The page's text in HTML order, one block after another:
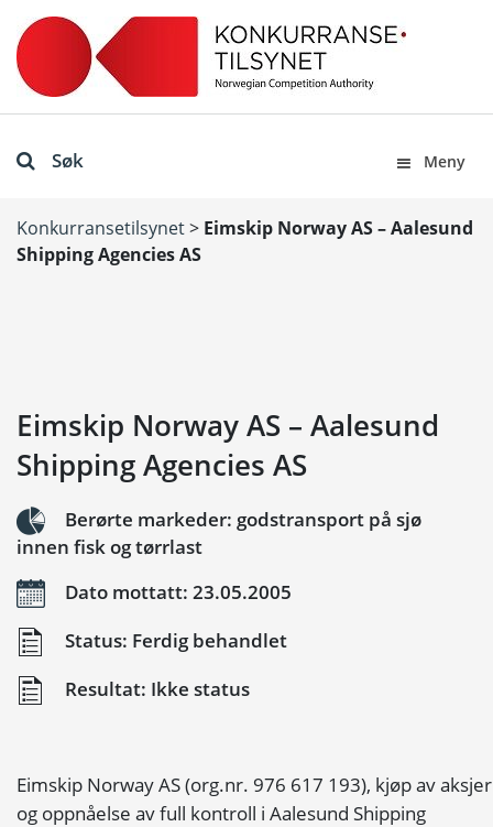
Søk Meny
Konkurransetilsynet> Eimskip Norway AS – Aalesund
Shipping Agencies AS
Eimskip Norway AS – Aalesund
Shipping Agencies AS
Berørte markeder: godstransport på sjø
innen fisk og tørrlast
Dato mottatt: 23.05.2005
Status: Ferdig behandlet
Resultat: Ikke status
Eimskip Norway AS (org.nr. 976 617 193), kjøp av aksjer
og oppnåelse av full kontroll i Aalesund Shipping